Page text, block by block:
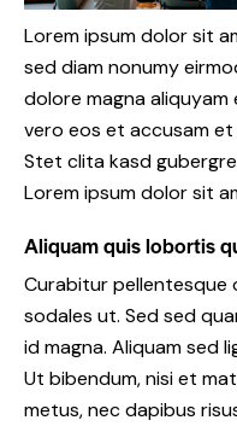
Lorem ipsum dolor sit
sed diam nonumy
dolore magna
vero eos et accusam
Stet clita kasd
Lorem ipsum dolor sit
Aliquam quis lobortis
Curabitur pellentesque
sodales ut. Sed sed
id magna. Aliquam sed
Ut bibendum, nisi et
metus, nec dapibus